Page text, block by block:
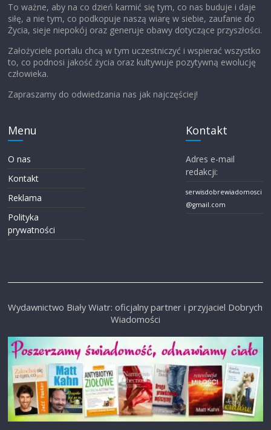
To ważne, aby na co dzień karmić się tym, co nas buduje i daje
siłę, a nie tym, co podkopuje naszą wiarę w siebie, zaufanie do
Życia, sieje niepokój oraz generuje obawy dotyczące przyszłości.
Założyciele portalu chcą w tym uczestniczyć i wspierać wszystko
to, co podnosi jakość życia oraz kultywuje pozytywną ewolucję
człowieka.
Zapraszamy do odwiedzania nas jak najczęściej!
Menu
O nas
Kontakt
Reklama
Polityka
prywatności
Kontakt
Adres e-mail
redakcji:
serwisdobrewiadomosci
@gmail.com
Wydawnictwo Biały Wiatr: oficjalny partner i przyjaciel Dobrych
Wiadomości